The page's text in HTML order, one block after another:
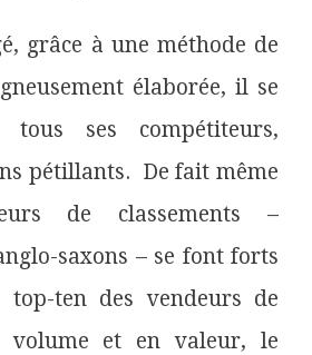
grâce à une méthode de
élaborée, il se
tous ses compétiteurs,
pétillants. De fait même
de classements –
saxons – se font forts
top-ten des vendeurs de
et en valeur, le